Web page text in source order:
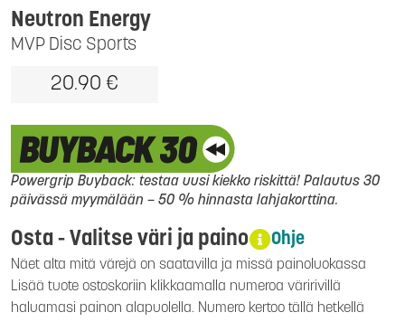
MVP Disc Sports
Neutron Energy
20.90 €
Powergrip Buyback: testaa uusi kiekko riskittä! Palautus 30
päivässä myymälään – 50 % hinnasta lahjakorttina.
Osta - Valitse väri ja paino Ohje
Näet alta mitä värejä on saatavilla ja missä painoluokassa
Lisää tuote ostoskoriin klikkaamalla numeroa väririvillä
haluamasi painon alapuolella. Numero kertoo tällä hetkellä